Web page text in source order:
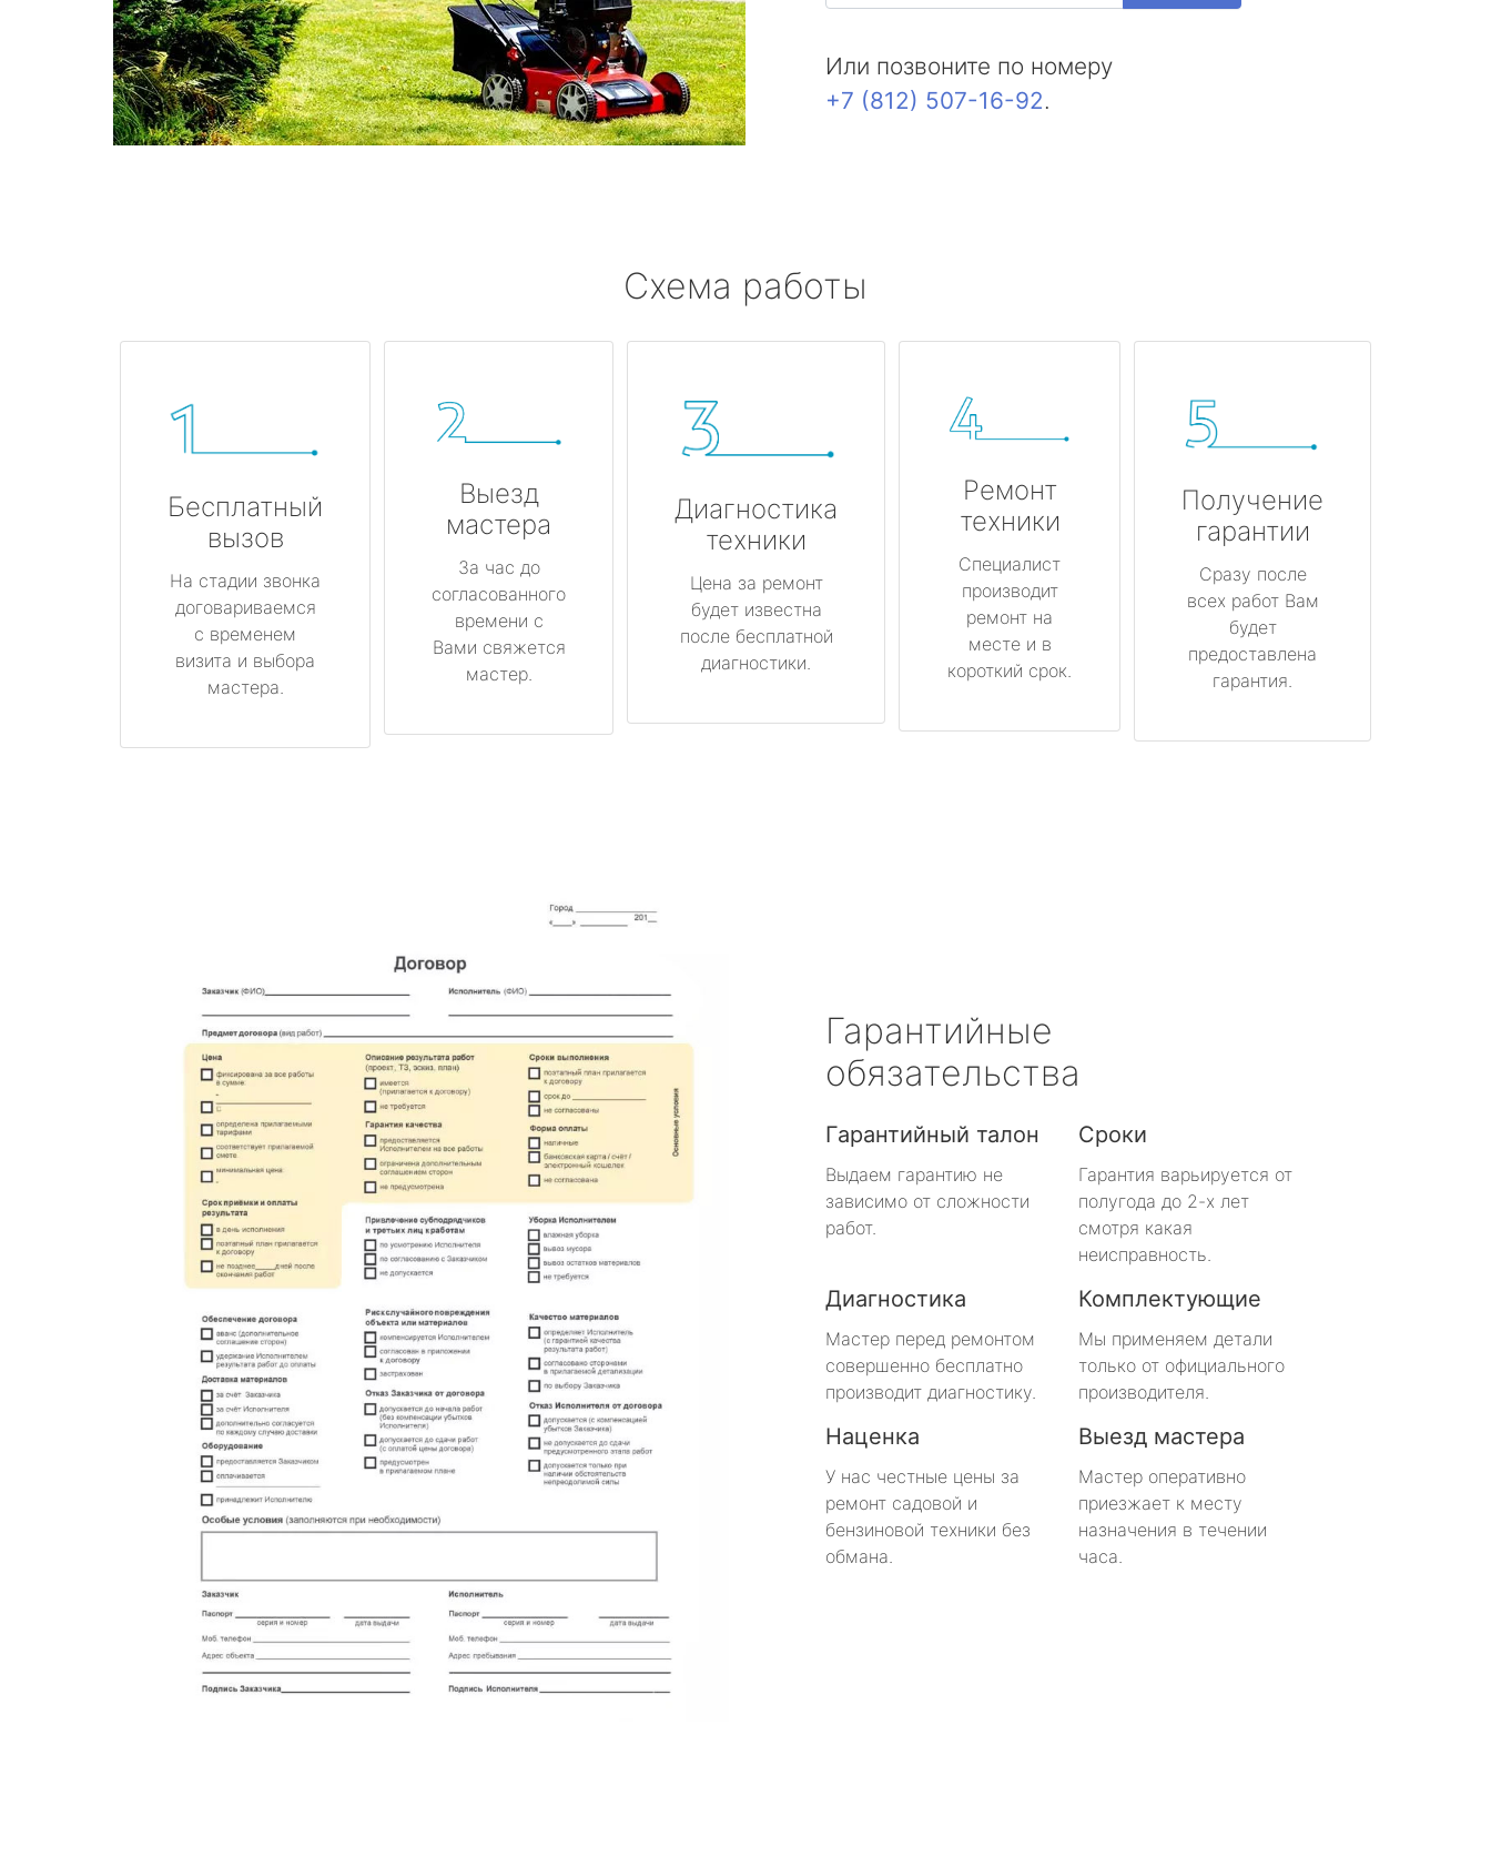
Или позвоните по номеру
+7 (812) 507-16-92.
Схема работы
Бесплатный
вызов
На стадии звонка
договариваемся
с временем
визита и выбора
мастера.
Выезд
мастера
За час до
согласованного
времени с
Вами свяжется
мастер.
Диагностика
техники
Цена за ремонт
будет известна
после бесплатной
диагностики.
Ремонт
техники
Специалист
производит
ремонт на
месте и в
короткий срок.
Получение
гарантии
Сразу после
всех работ Вам
будет
предоставлена
гарантия.
Гарантийные
обязательства
Гарантийный талон
Выдаем гарантию не
зависимо от сложности
работ.
Сроки
Гарантия варьируется от
полугода до 2-х лет
смотря какая
неисправность.
Диагностика
Мастер перед ремонтом
совершенно бесплатно
производит диагностику.
Комплектующие
Мы применяем детали
только от официального
производителя.
Наценка
У нас честные цены за
ремонт садовой и
бензиновой техники без
обмана.
Выезд мастера
Мастер оперативно
приезжает к месту
назначения в течении
часа.